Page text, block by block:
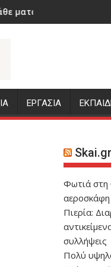
θα δώσουμε τα πάντα»
Η Γαλατασαράι έκανε
ΕΡΓΑΣΙΑ
Φωτιά στη
αεροσκάφη
Πιερία:
συλλήψεις
Πολύ